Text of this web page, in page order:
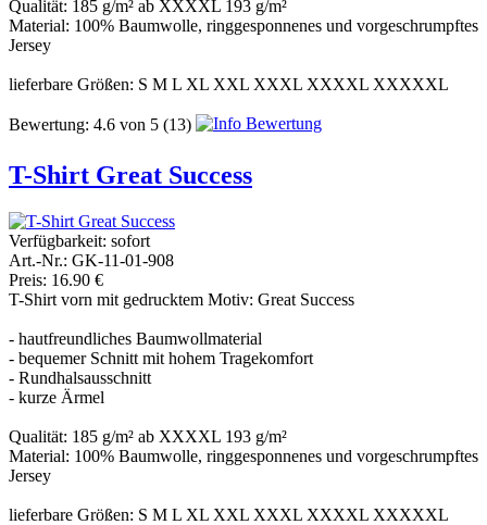
Qualität: 185 g/m² ab XXXXL 193 g/m²
Material: 100% Baumwolle, ringgesponnenes und vorgeschrumpftes
Jersey
lieferbare Größen: S M L XL XXL XXXL XXXXL XXXXXL
Bewertung: 4.6 von 5 (13)
T-Shirt Great Success
Verfügbarkeit: sofort
Art.-Nr.: GK-11-01-908
Preis: 16.90 €
T-Shirt vorn mit gedrucktem Motiv: Great Success
- hautfreundliches Baumwollmaterial
- bequemer Schnitt mit hohem Tragekomfort
- Rundhalsausschnitt
- kurze Ärmel
Qualität: 185 g/m² ab XXXXL 193 g/m²
Material: 100% Baumwolle, ringgesponnenes und vorgeschrumpftes
Jersey
lieferbare Größen: S M L XL XXL XXXL XXXXL XXXXXL